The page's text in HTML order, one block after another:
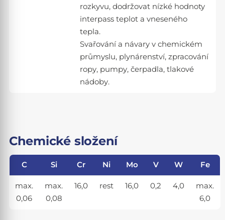
rozkyvu, dodržovat nízké hodnoty
interpass teplot a vneseného
tepla.
Svařování a návary v chemickém
průmyslu, plynárenství, zpracování
ropy, pumpy, čerpadla, tlakové
nádoby.
Chemické složení
C Si Cr Ni Mo V W Fe
max.
0,06
max.
0,08
16,0 rest 16,0 0,2 4,0
max.
6,0